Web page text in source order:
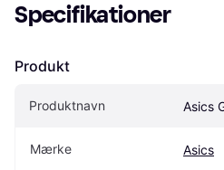
Specifikationer
Produkt
Produktnavn Asics
Mærke Asics